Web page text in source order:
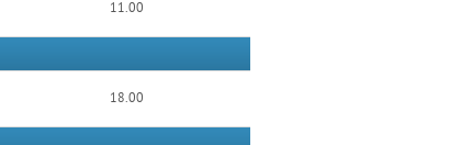
11.00
18.00